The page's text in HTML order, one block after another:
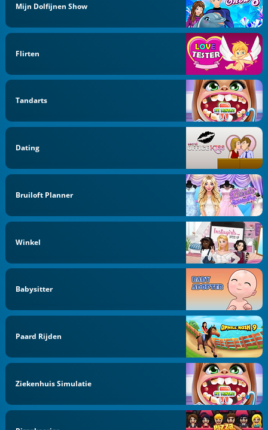
Mijn Dolfijnen Show
Flirten
Tandarts
Dating
Bruiloft Planner
Winkel
Babysitter
Paard Rijden
Ziekenhuis Simulatie